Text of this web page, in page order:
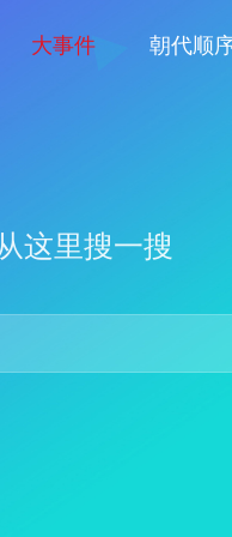
大事件 朝代顺
这里搜一搜